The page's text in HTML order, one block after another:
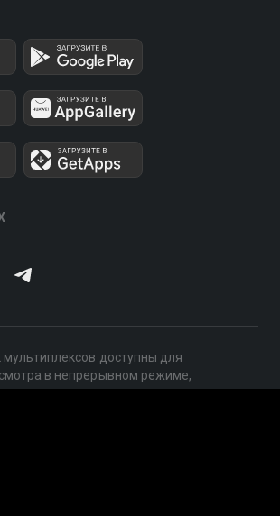
доступны для
в непрерывном режиме,